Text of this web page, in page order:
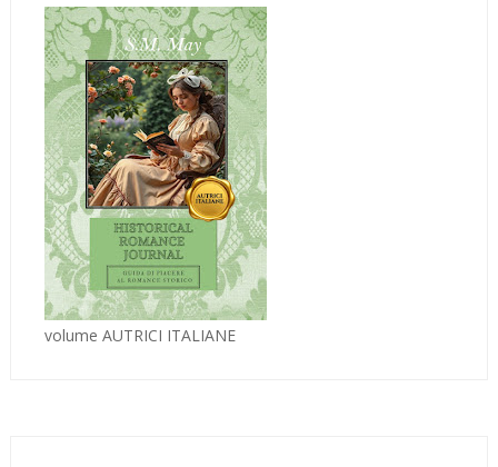
volume AUTRICI ITALIANE